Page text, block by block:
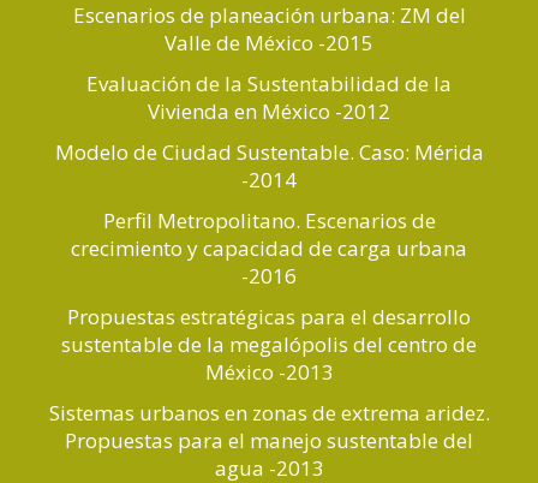
Escenarios de planeación urbana: ZM del
Valle de México -2015
Evaluación de la Sustentabilidad de la
Vivienda en México -2012
Modelo de Ciudad Sustentable. Caso: Mérida
-2014
Perfil Metropolitano. Escenarios de
crecimiento y capacidad de carga urbana
-2016
Propuestas estratégicas para el desarrollo
sustentable de la megalópolis del centro de
México -2013
Sistemas urbanos en zonas de extrema aridez.
Propuestas para el manejo sustentable del
agua -2013